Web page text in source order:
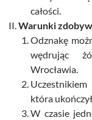
całości.
Warunki
Odznakę
wędrując
Wrocławia.
która
W czasie